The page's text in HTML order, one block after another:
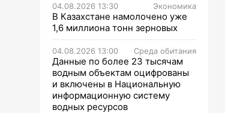
04.08.2026 13:30 Экономика
В Казахстане намолочено уже
1,6 миллиона тонн зерновых
04.08.2026 13:00 Среда обитания
Данные по более 23 тысячам
водным объектам оцифрованы
и включены в Национальную
информационную систему
водных ресурсов